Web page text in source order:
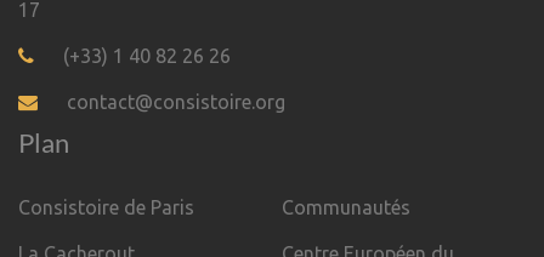
17
(+33) 1 40 82 26 26
contact@consistoire.org
Plan
Consistoire de Paris Communautés